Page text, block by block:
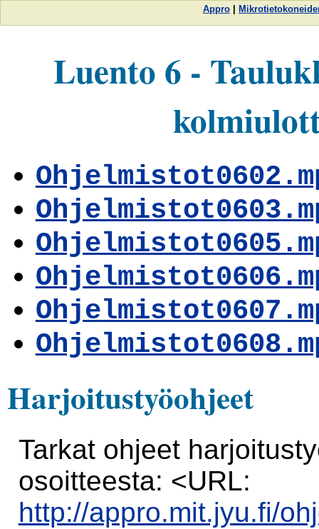
Appro
Luento 6 -
Harjoitustyöohjeet
Tarkat ohjeet
osoitteesta: <URL:
http://appro.mit.jyu.fi/